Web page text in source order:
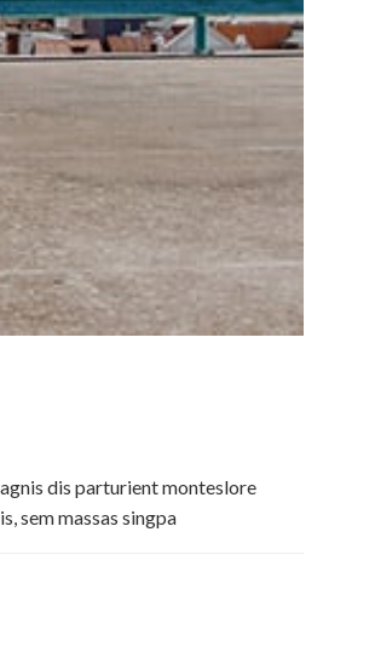
dis parturient monteslore
sem massas singpa